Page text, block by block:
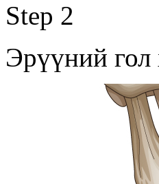
Step 2
Эрүүний гол